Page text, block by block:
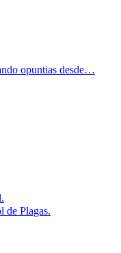
opuntias desde…
Plagas.